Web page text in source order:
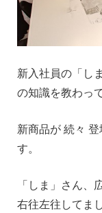
新入社員の「し
の知識を教わっ
新商品が 続々
す。
「しま」さん
右往左往してま